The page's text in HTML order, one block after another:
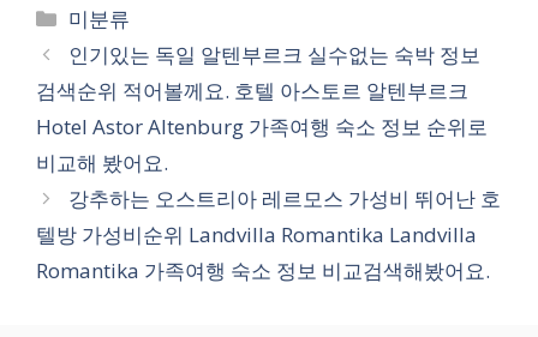
카
테
리
미분류
인기있는 독일 알텐부르크 실수없는 숙박 정보
검색순위 적어볼께요. 호텔 아스토르 알텐부르크
Hotel Astor Altenburg 가족여행 숙소 정보 순위로
비교해 봤어요.
강추하는 오스트리아 레르모스 가성비 뛰어난 호
텔방 가성비순위 Landvilla Romantika Landvilla
Romantika 가족여행 숙소 정보 비교검색해봤어요.